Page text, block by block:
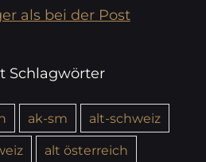
als bei der Post
Schlagwörter
ak-sm
alt-schweiz
alt österreich